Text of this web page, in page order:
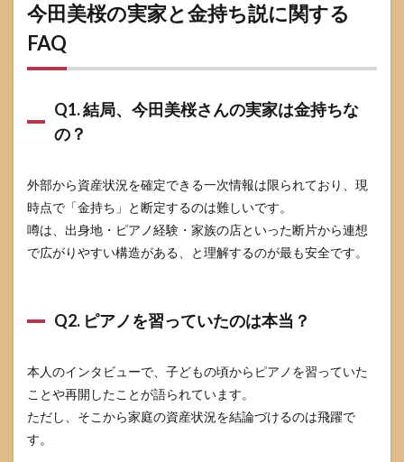
今田美桜の実家と金持ち説に関する
FAQ
Q1. 結局、今田美桜さんの実家は金持ちな
の？
外部から資産状況を確定できる一次情報は限られており、現
時点で「金持ち」と断定するのは難しいです。
噂は、出身地・ピアノ経験・家族の店といった断片から連想
で広がりやすい構造がある、と理解するのが最も安全です。
Q2. ピアノを習っていたのは本当？
本人のインタビューで、子どもの頃からピアノを習っていた
ことや再開したことが語られています。
ただし、そこから家庭の資産状況を結論づけるのは飛躍で
す。